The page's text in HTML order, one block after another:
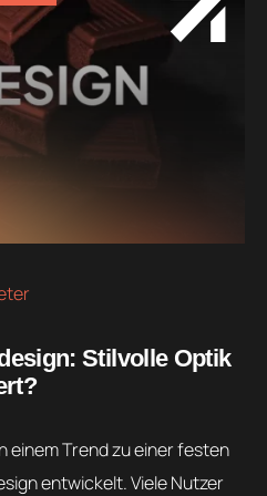
Stilvolle Optik
einem Trend zu einer festen
entwickelt. Viele Nutzer